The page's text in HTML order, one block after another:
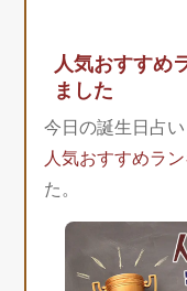
人気おすすめ
ました
今日の誕生日占
人気おすすめラ
た。